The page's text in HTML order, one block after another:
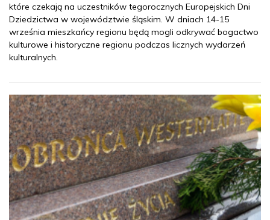
które czekają na uczestników tegorocznych Europejskich Dni
Dziedzictwa w województwie śląskim. W dniach 14-15
września mieszkańcy regionu będą mogli odkrywać bogactwo
kulturowe i historyczne regionu podczas licznych wydarzeń
kulturalnych.